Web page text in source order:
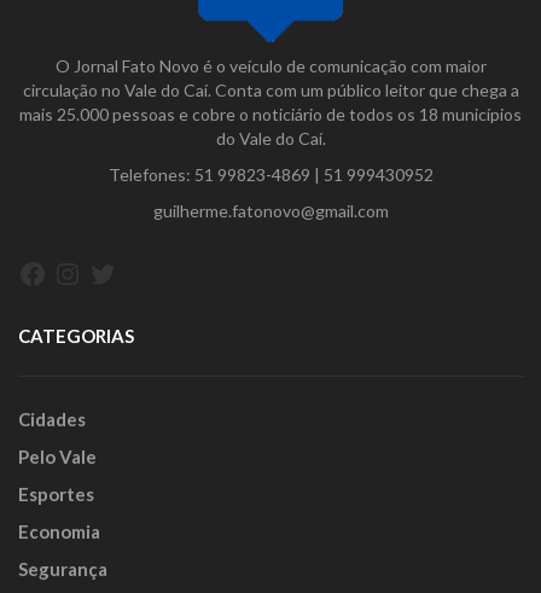
O Jornal Fato Novo é o veículo de comunicação com maior
circulação no Vale do Caí. Conta com um público leitor que chega a
mais 25.000 pessoas e cobre o noticiário de todos os 18 municípios
do Vale do Caí.
Telefones: 51 99823-4869 | 51 999430952
guilherme.fatonovo@gmail.com
CATEGORIAS
Cidades
Pelo Vale
Esportes
Economia
Segurança